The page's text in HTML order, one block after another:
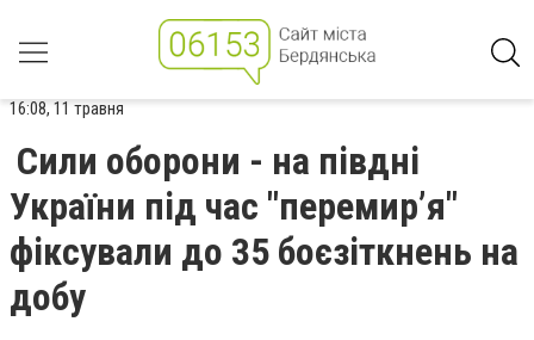
16:08, 11 травня
Сили оборони - на півдні
України під час "перемир’я"
фіксували до 35 боєзіткнень на
добу